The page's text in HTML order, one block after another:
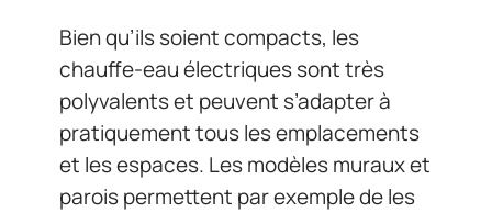
Bien qu’ils soient compacts, les
chauffe-eau électriques sont très
polyvalents et peuvent s’adapter à
pratiquement tous les emplacements
et les espaces. Les modèles muraux et
parois permettent par exemple de les